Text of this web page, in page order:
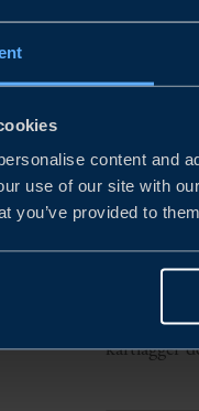
content and
use of our site with
you’ve provided to
i
för
AGRI-
sektorn
kartlägger